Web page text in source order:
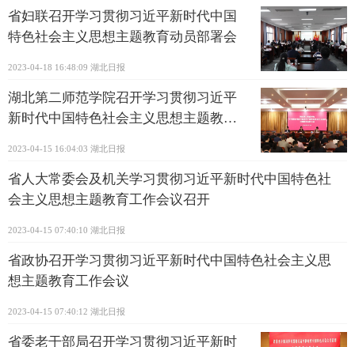
省妇联召开学习贯彻习近平新时代中国
特色社会主义思想主题教育动员部署会
2023-04-18 16:48:09 湖北日报
湖北第二师范学院召开学习贯彻习近平
新时代中国特色社会主义思想主题教育
2023-04-15 16:04:03 湖北日报
省人大常委会及机关学习贯彻习近平新时代中国特色社
会主义思想主题教育工作会议召开
2023-04-15 07:40:10 湖北日报
省政协召开学习贯彻习近平新时代中国特色社会主义思
想主题教育工作会议
2023-04-15 07:40:12 湖北日报
省委老干部局召开学习贯彻习近平新时